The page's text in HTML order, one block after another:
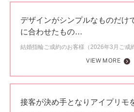
デザインがシンプルなものだけ
に合わせたもの…
結婚指輪ご成約のお客様（2026年3月ご成
VIEW MORE
接客が決め手となりアイプリモ